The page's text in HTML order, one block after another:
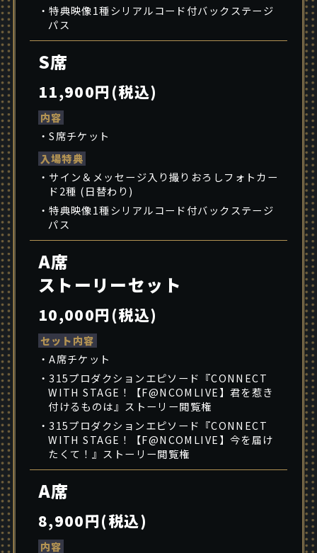
・特典映像1種シリアルコード付バックステージ
パス
S席
11,900円(税込)
内容
・S席チケット
入場特典
・サイン＆メッセージ入り撮りおろしフォトカー
ド2種 (日替わり)
・特典映像1種シリアルコード付バックステージ
パス
A席
ストーリーセット
10,000円(税込)
セット内容
・A席チケット
・315プロダクションエピソード『CONNECT
WITH STAGE！【F@NCOMLIVE】君を惹き
付けるものは』ストーリー閲覧権
・315プロダクションエピソード『CONNECT
WITH STAGE！【F@NCOMLIVE】今を届け
たくて！』ストーリー閲覧権
A席
8,900円(税込)
内容